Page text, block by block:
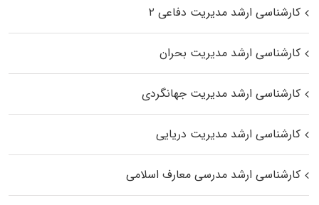
کارشناسی ارشد مدیریت دفاعی ۲
کارشناسی ارشد مدیریت بحران
کارشناسی ارشد مدیریت جهانگردی
کارشناسی ارشد مدیریت دریایی
کارشناسی ارشد مدرسی معارف اسلامی